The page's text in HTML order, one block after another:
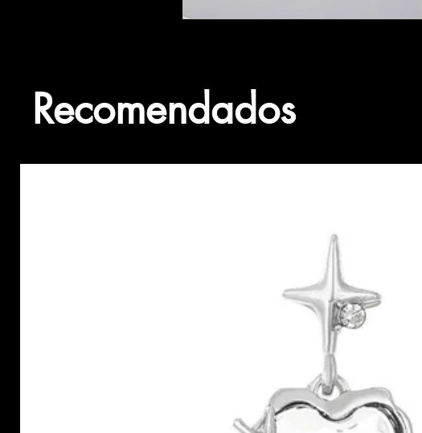
Recomendados